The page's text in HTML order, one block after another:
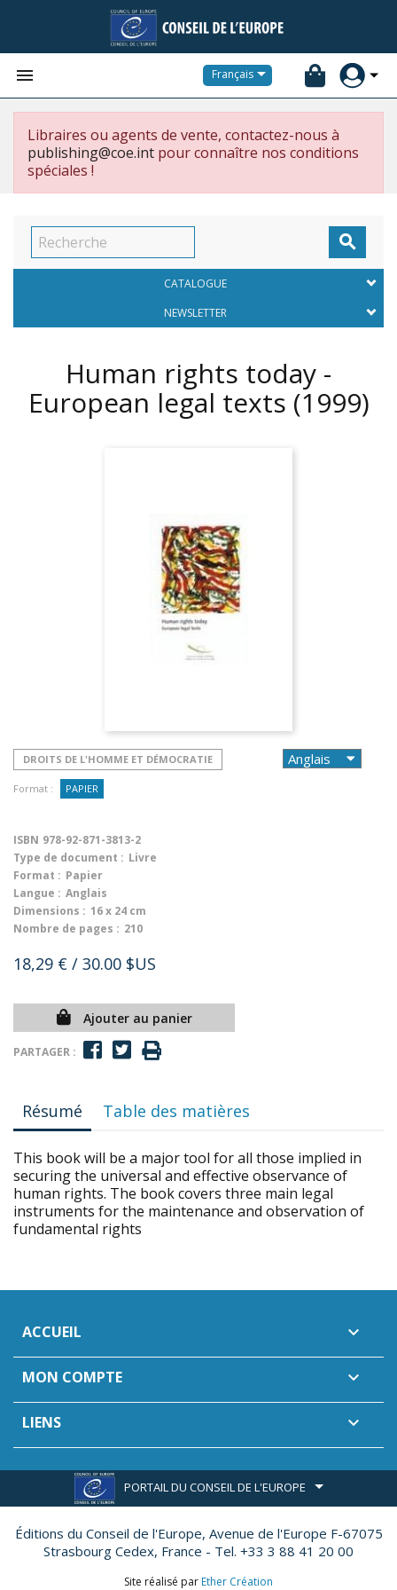
 Français
Libraires ou agents de vente, contactez-nous à
publishing@coe.int pour connaître nos conditions
spéciales !

CATALOGUE
NEWSLETTER
Human rights today -
European legal texts (1999)
DROITS DE L'HOMME ET DÉMOCRATIE
Format : PAPIER
ISBN 978-92-871-3813-2
Type de document : Livre
Format : Papier
Langue : Anglais
Dimensions : 16 x 24 cm
Nombre de pages : 210
18,29 € / 30.00 $US
Ajouter au panier
PARTAGER :
Résumé Table des matières
This book will be a major tool for all those implied in
securing the universal and effective observance of
human rights. The book covers three main legal
instruments for the maintenance and observation of
fundamental rights
ACCUEIL 
MON COMPTE 
LIENS 
PORTAIL DU CONSEIL DE L'EUROPE
Éditions du Conseil de l'Europe, Avenue de l'Europe F-67075
Strasbourg Cedex, France - Tel. +33 3 88 41 20 00
Site réalisé par Ether Création